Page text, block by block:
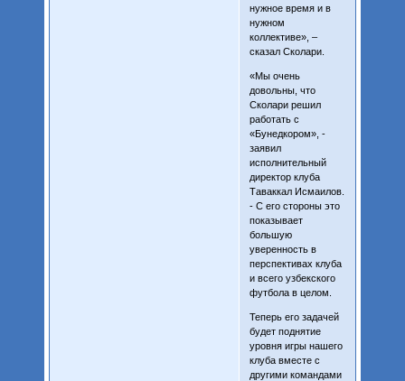
нужное время и в
нужном
коллективе», –
сказал Сколари.
«Мы очень
довольны, что
Сколари решил
работать с
«Бунедкором», -
заявил
исполнительный
директор клуба
Таваккал Исмаилов.
- С его стороны это
показывает
большую
уверенность в
перспективах клуба
и всего узбекского
футбола в целом.
Теперь его задачей
будет поднятие
уровня игры нашего
клуба вместе с
другими командами